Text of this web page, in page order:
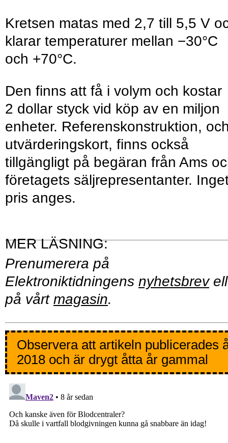
Kretsen matas med 2,7 till 5,5 V
klarar temperaturer mellan −30°C
och +70°C.
Den finns att få i volym och kostar
2 dollar styck vid köp av en miljon
enheter. Referenskonstruktion,
utvärderingskort, finns också
tillgängligt på begäran från Ams
företagets säljrepresentanter.
pris anges.
Prenumerera på
Elektroniktidningens nyhetsbrev
på vårt magasin.
Observera att artikeln publicerades
2018 och är drygt åtta år gammal